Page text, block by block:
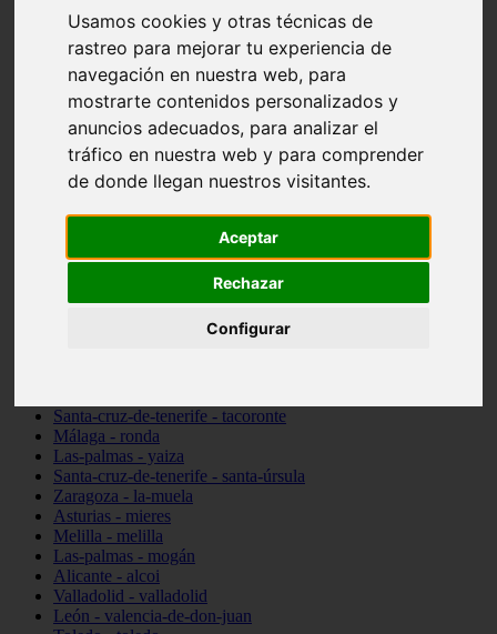
Usamos cookies y otras técnicas de
rastreo para mejorar tu experiencia de
navegación en nuestra web, para
mostrarte contenidos personalizados y
anuncios adecuados, para analizar el
tráfico en nuestra web y para comprender
de donde llegan nuestros visitantes.
Aceptar
Rechazar
Configurar
Illes-balears - inca
Málaga - torremolinos
Asturias - oviedo
Cádiz - el-puerto-de-santa-maría
Toledo - illescas
álava - vitoria-gasteiz
Málaga - marbella
Zaragoza - zaragoza
Barcelona - barcelona
Pontevedra - lalín
Cantabria - val-de-san-vicente
Santa-cruz-de-tenerife - tacoronte
Málaga - ronda
Las-palmas - yaiza
Santa-cruz-de-tenerife - santa-úrsula
Zaragoza - la-muela
Asturias - mieres
Melilla - melilla
Las-palmas - mogán
Alicante - alcoi
Valladolid - valladolid
León - valencia-de-don-juan